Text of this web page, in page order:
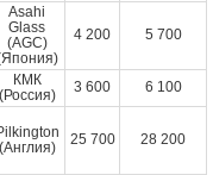
Asahi
Glass
(AGC)
4 200 5 700
КМК
(Россия)
3 600 6 100
(Англия)
25 700 28 200